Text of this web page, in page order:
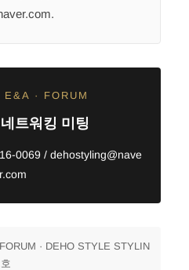
· FORUM
트워킹 미팅
0069 / dehostyling@nave
r.com
· DEHO STYLE STYLIN